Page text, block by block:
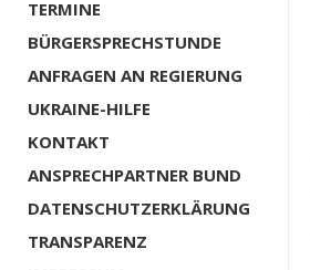
TERMINE
BÜRGERSPRECHSTUNDE
ANFRAGEN AN REGIERUNG
UKRAINE-HILFE
KONTAKT
ANSPRECHPARTNER BUND
DATENSCHUTZERKLÄRUNG
TRANSPARENZ